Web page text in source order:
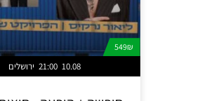
549₪
ירושלים 21:00 10.08